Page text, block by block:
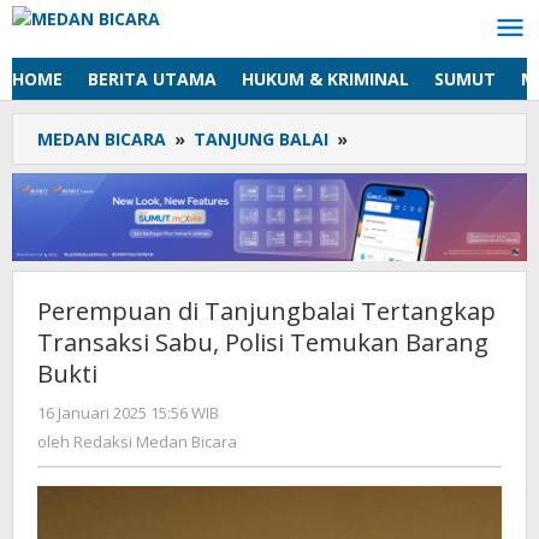
Lewati
konten
HOME BERITA UTAMA HUKUM & KRIMINAL SUMUT
MEDAN BICARA » TANJUNG BALAI »
di
Tanjungbalai
Tertangkap
Transaksi
Sabu,
Temukan
Barang
Perempuan di Tanjungbalai Tertangkap
Transaksi Sabu, Polisi Temukan Barang
Bukti
16 Januari 2025 15:56 WIB
Redaksi
Bicara
oleh Redaksi Medan Bicara